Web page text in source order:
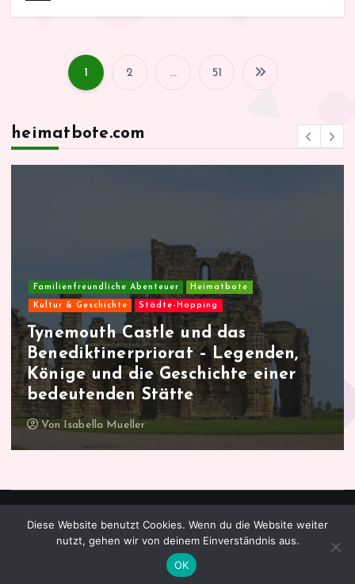
S
i
e
n
n
u
m
m
r
i
1 2 … 51
heimatbote.com
Familienfreundliche Abenteuer Heimatbote
Kultur & Geschichte Städte-Hopping
Malmö entdecken und erleben – Ein
Stadtporträt voller Vielfalt und
Charme
Von Isabella Mueller
Copyright © 2026 heimatbote.com | Verlag Royal LLC
Diese Website benutzt Cookies. Wenn du die Website weiter
nutzt, gehen wir von deinem Einverständnis aus.
OK